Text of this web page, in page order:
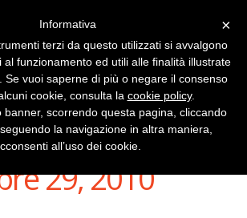
29, 2010
×
Informativa
terzi da questo utilizzati si avvalgono
al funzionamento ed utili alle finalità illustrate
Se vuoi saperne di più o negare il consenso
cookie, consulta la cookie policy.
banner, scorrendo questa pagina, cliccando
la navigazione in altra maniera,
all’uso dei cookie.